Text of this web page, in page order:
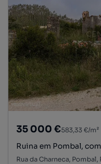
35 000 €583,33 €/m²
Ruina em Pombal,
Rua da Charneca,